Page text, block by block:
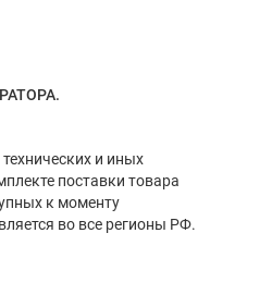
и иных
поставки товара
к моменту
во все регионы РФ.